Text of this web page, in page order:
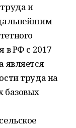
и
в РФ с 2017
является
труда на
базовых